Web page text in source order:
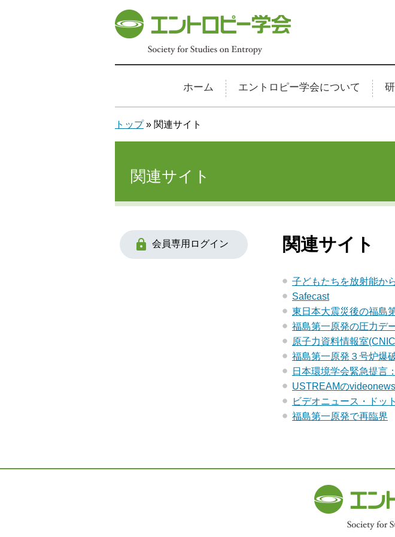
ホーム エントロピー学会について
トップ» 関連サイト
関連サイト
関連サイト
子どもたちを放射能か
Safecast
東日本大震災後の福島
福島第一原発の圧力デ
原子力資料情報室
福島第一原発３号炉爆
日本環境学会緊急提言
USTREAMの
ビデオニュース・ドッ
福島第一原発で再臨界
 会員専用ログイン